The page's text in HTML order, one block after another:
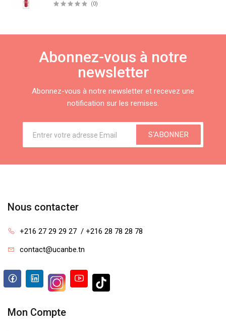
(0)
Abonnez-vous à notre
newsletter
Abonnez-vous à notre newsletter et recevez une
notification sur les remises.
S'ABONNER
Nous contacter
+216 27 29 29 27  / +216 28 78 28 78
contact@ucanbe.tn
Mon Compte